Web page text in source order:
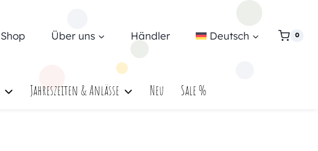
Shop Über uns Händler Deutsch 0
Jahreszeiten & Anlässe Neu Sale %